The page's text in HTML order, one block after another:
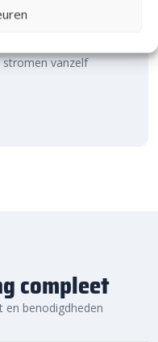
nieuwste
in het echt en krijg
stromen vanzelf
compleet
en benodigdheden